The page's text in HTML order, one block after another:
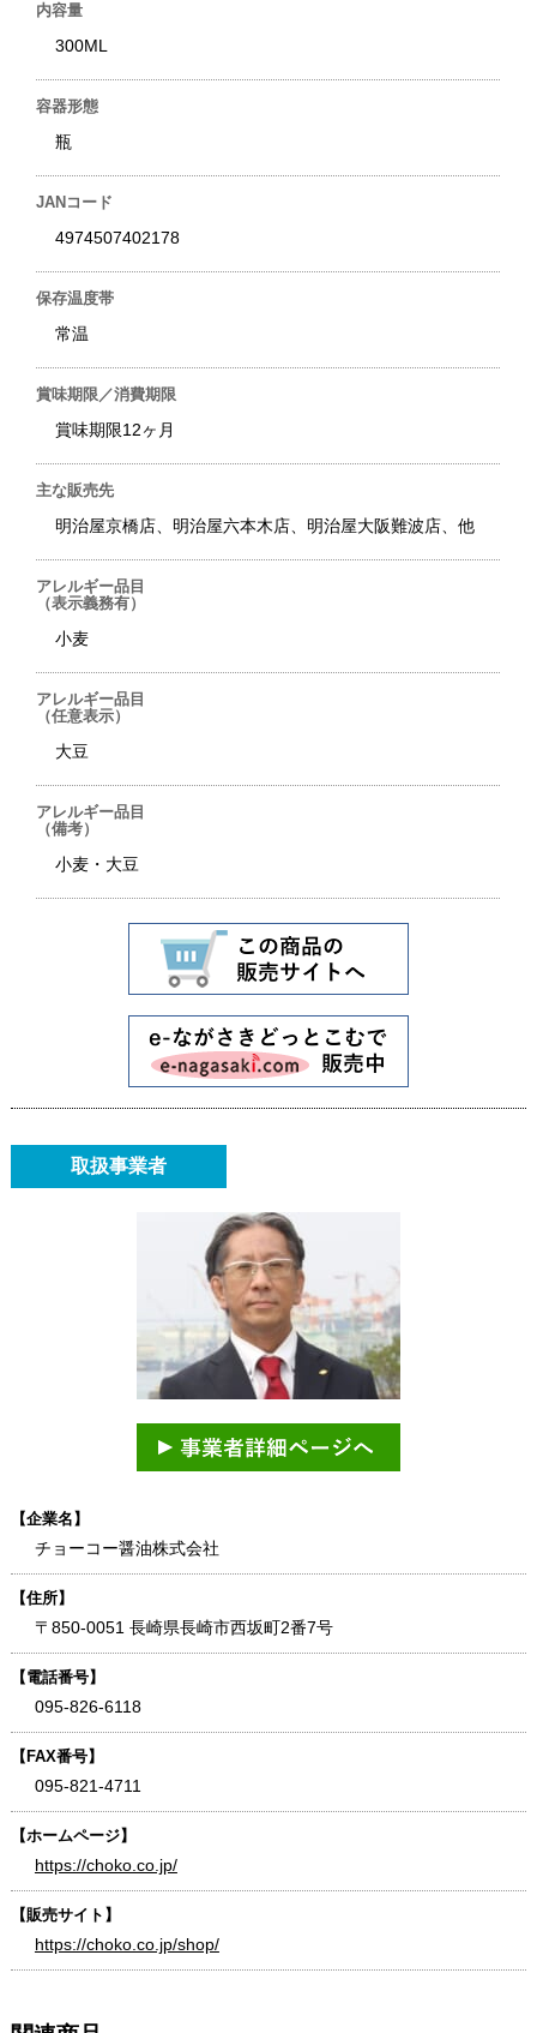
内容量
300ML
容器形態
瓶
JANコード
4974507402178
保存温度帯
常温
賞味期限／消費期限
賞味期限12ヶ月
主な販売先
明治屋京橋店、明治屋六本木店、明治屋大阪難波店、他
アレルギー品目
（表示義務有）
小麦
アレルギー品目
（任意表示）
大豆
アレルギー品目
（備考）
小麦・大豆
取扱事業者
【企業名】
チョーコー醤油株式会社
【住所】
〒850-0051 長崎県長崎市西坂町2番7号
【電話番号】
095-826-6118
【FAX番号】
095-821-4711
【ホームページ】
https://choko.co.jp/
【販売サイト】
https://choko.co.jp/shop/